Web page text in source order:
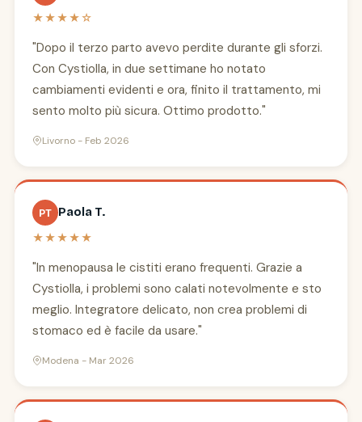
★★★★☆
"Dopo il terzo parto avevo perdite durante gli sforzi.
Con Cystiolla, in due settimane ho notato
cambiamenti evidenti e ora, finito il trattamento, mi
sento molto più sicura. Ottimo prodotto."
Livorno - Feb 2026
PT Paola T.
★★★★★
"In menopausa le cistiti erano frequenti. Grazie a
Cystiolla, i problemi sono calati notevolmente e sto
meglio. Integratore delicato, non crea problemi di
stomaco ed è facile da usare."
Modena - Mar 2026